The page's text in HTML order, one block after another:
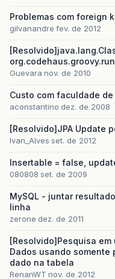
Problemas com foreign
gilvanandre fev. de 2012
Guevara nov. de 2010
Custo com faculdade
aconstantino dez. de 2008
[Resolvido]JPA Update
Ivan_Alves set. de 2012
Insertable = false,
080808 set. de 2009
MySQL - juntar
linha
zerone dez. de 2011
[Resolvido]Pesquisa em
Dados usando somente
dado na tabela
RenanWT nov. de 2012